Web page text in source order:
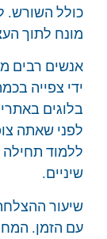
כולל
מונח לתוך
אנשים רבים
בלוגים
לפני שאתה
ללמוד
שיניים.
שיעור